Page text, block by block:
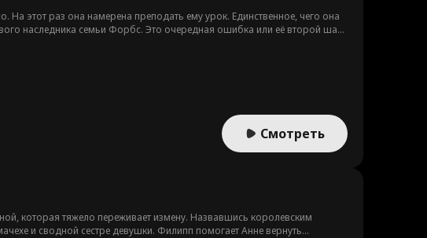
На этот раз она намерена преподать ему урок. Единственное, чего она
наследника семьи Форбс. Это очередная ошибка или её второй шанс
Смотреть
которая тяжело переживает измену. Назвавшись королевским
и сводной сестре девушки. Филипп помогает Анне вернуть